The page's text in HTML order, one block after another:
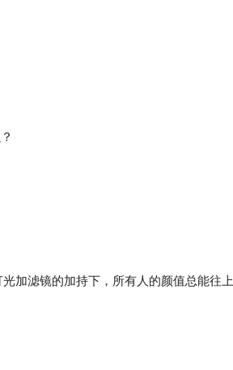
加滤镜的加持下，所有人的颜值总能往上